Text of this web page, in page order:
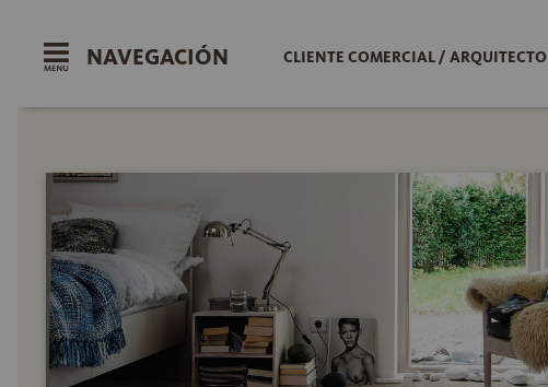
NAVEGACIÓN CLIENTE COMERCIAL / ARQUITECTO